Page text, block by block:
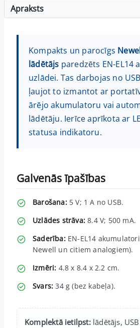
Apraksts
Kompakts un parocīgs
lādētājs paredzēts EN-EL14
uzlādei. Tas darbojas no
ļaujot to izmantot ar
ārējo akumulatoru vai
lādētāju. Ierīce aprīkota ar
statusa indikatoru.
Galvenās īpašības
Barošana:5 V; 1 A no USB.
Uzlādes strāva: 8.4 V; 500 mA.
Saderība:EN-EL14
Newell un citiem analogiem).
Izmēri: 4.8 x 8.4 x 2.2 cm.
Svars: 34 g (bez kabeļa).
Komplektā ietilpst:lādētājs,